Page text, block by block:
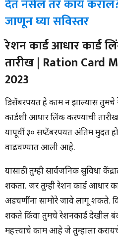
देत नसेल तर काय
जाणून घ्या सविस्तर
रेशन कार्ड आधार कार्ड
तारीख | Ration Card
2023
डिसेंबरपर्यंत हे काम न झाल्यास
कार्डशी आधार लिंक करण्याची
यापूर्वी ३० सप्टेंबरपर्यंत अंतिम मुदत
वाढवण्यात आली आहे.
यासाठी तुम्ही सार्वजनिक सुविधा
शकता. जर तुम्ही रेशन कार्ड आधार
अडचणींना सामोरे जावे लागू शकते.
शकते किंवा तुमचे रेशनकार्ड देखील
महत्त्वाचे काम आहे जे तुम्हाला